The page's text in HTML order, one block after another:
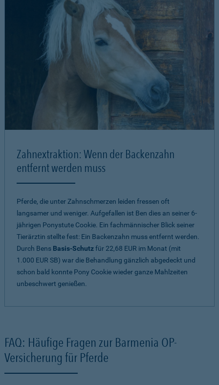
Zahnextraktion: Wenn der Backenzahn
entfernt werden muss
Pferde, die unter Zahnschmerzen leiden fressen oft
langsamer und weniger. Aufgefallen ist Ben dies an seiner 6-
jährigen Ponystute Cookie. Ein fachmännischer Blick seiner
Tierärztin stellte fest: Ein Backenzahn muss entfernt werden.
Durch Bens Basis-Schutzfür 22,68 EUR im Monat (mit
1.000 EUR SB) war die Behandlung gänzlich abgedeckt und
schon bald konnte Pony Cookie wieder ganze Mahlzeiten
unbeschwert genießen.
FAQ: Häufige Fragen zur Barmenia OP-
Versicherung für Pferde